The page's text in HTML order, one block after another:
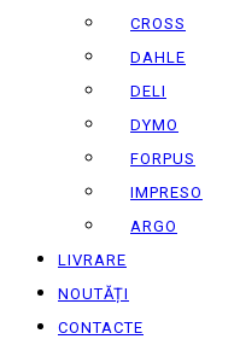
CROSS
DAHLE
DELI
DYMO
FORPUS
IMPRESO
ARGO
LIVRARE
NOUTĂȚI
CONTACTE